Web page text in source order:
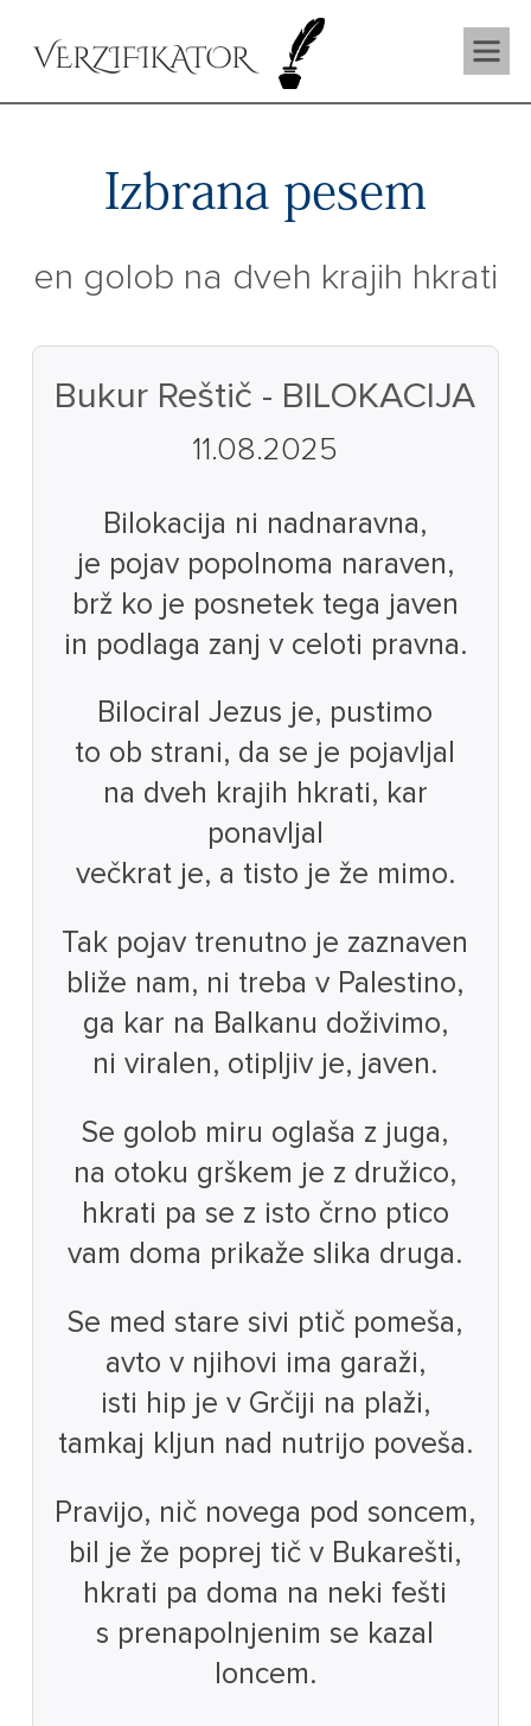
VERZIFIKATOR
Izbrana pesem
en golob na dveh krajih hkrati
Bukur Reštič - BILOKACIJA
11.08.2025
Bilokacija ni nadnaravna,
je pojav popolnoma naraven,
brž ko je posnetek tega javen
in podlaga zanj v celoti pravna.
Bilociral Jezus je, pustimo
to ob strani, da se je pojavljal
na dveh krajih hkrati, kar
ponavljal
večkrat je, a tisto je že mimo.
Tak pojav trenutno je zaznaven
bliže nam, ni treba v Palestino,
ga kar na Balkanu doživimo,
ni viralen, otipljiv je, javen.
Se golob miru oglaša z juga,
na otoku grškem je z družico,
hkrati pa se z isto črno ptico
vam doma prikaže slika druga.
Se med stare sivi ptič pomeša,
avto v njihovi ima garaži,
isti hip je v Grčiji na plaži,
tamkaj kljun nad nutrijo poveša.
Pravijo, nič novega pod soncem,
bil je že poprej tič v Bukarešti,
hkrati pa doma na neki fešti
s prenapolnjenim se kazal
loncem.